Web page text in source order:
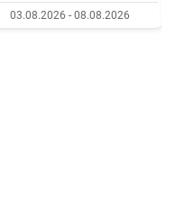
03.08.2026 - 08.08.2026